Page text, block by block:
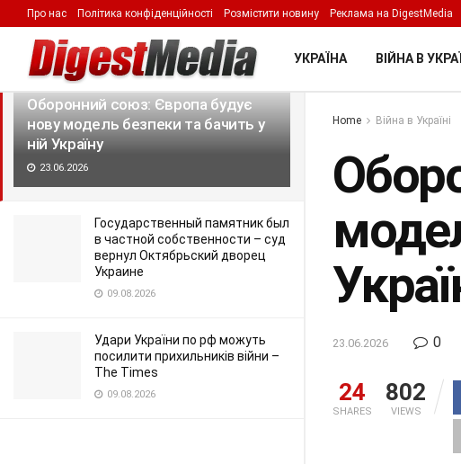
LATEST TRENDING Filter
Оборонний союз: Європа будує
нову модель безпеки та бачить у
ній Україну
23.06.2026
Государственный памятник был
в частной собственности – суд
вернул Октябрьский дворец
Украине
09.08.2026
Удари України по рф можуть
посилити прихильників війни –
The Times
09.08.2026
Про нас Політика конфіденційності Розмістити новину Реклама на DigestMedia
УКРАЇНА ВІЙНА В
Home Війна в Україні
23.06.2026 0
24
SHARES
802
VIEWS